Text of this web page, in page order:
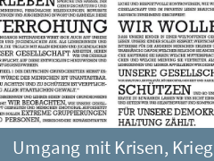
Umgang mit Krisen, Krieg